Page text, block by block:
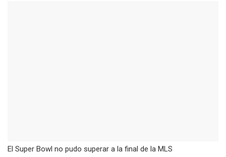
El Super Bowl no pudo superar a la final de la MLS